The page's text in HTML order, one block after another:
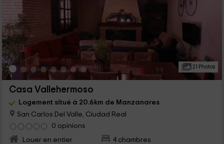
21 Photos
Casa Vallehermoso
Logement situé à 20.6km de Manzanares
San Carlos Del Valle, Ciudad Real
0 opinions
Louer en entier
4 chambres